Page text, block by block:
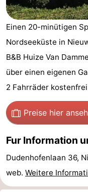
Westende
-
Nieuwpoort
-
aan
zee
Westende
Hotels
Zimmer
Frühstück)
Strand
Sehen
Einen 20-minütigen
Nordseeküste in
B&B Huize Van
über einen eigenen
2 Fahrräder
Preise hier
Fur Information
Dudenhofenlaan 36,
web. Weitere